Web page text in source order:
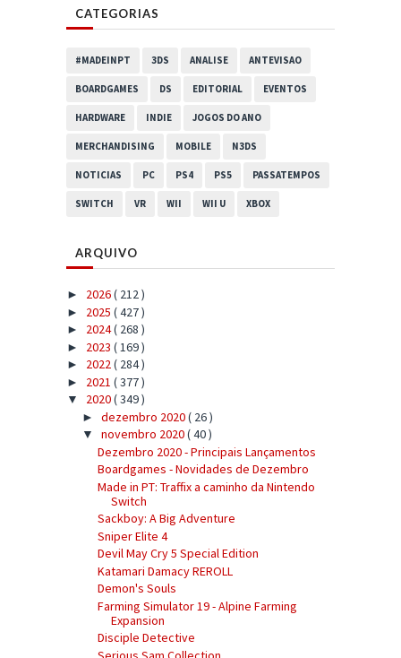
CATEGORIAS
#MADEINPT 3DS ANALISE ANTEVISAO
BOARDGAMES DS EDITORIAL EVENTOS
HARDWARE INDIE JOGOS DO ANO
MERCHANDISING MOBILE N3DS
NOTICIAS PC PS4 PS5 PASSATEMPOS
SWITCH VR WII WII U XBOX
ARQUIVO
► 2026( 212 )
► 2025 ( 427 )
► 2024( 268 )
► 2023 ( 169 )
► 2022( 284 )
► 2021 ( 377 )
▼ 2020( 349 )
► dezembro 2020( 26 )
▼ novembro 2020( 40 )
Dezembro 2020 - Principais Lançamentos
Boardgames - Novidades de Dezembro
Made in PT: Traffix a caminho da Nintendo
Switch
Sackboy: A Big Adventure
Sniper Elite 4
Devil May Cry 5 Special Edition
Katamari Damacy REROLL
Demon's Souls
Farming Simulator 19 - Alpine Farming
Expansion
Disciple Detective